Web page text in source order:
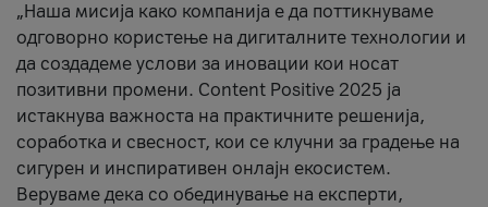
„Наша мисија како компанија е да поттикнуваме
одговорно користење на дигиталните технологии и
да создадеме услови за иновации кои носат
позитивни промени. Content Positive 2025 ја
истакнува важноста на практичните решенија,
соработка и свесност, кои се клучни за градење на
сигурен и инспиративен онлајн екосистем.
Веруваме дека со обединување на експерти,